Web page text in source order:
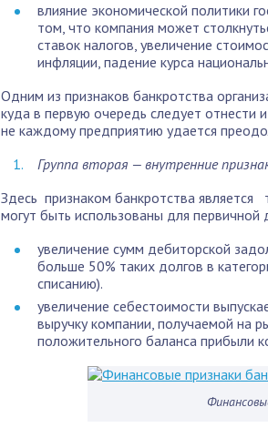
влияние экономической политики
том, что компания может
ставок налогов, увеличение
инфляции, падение курса
Одним из признаков банкротства
куда в первую очередь следует отнести
не каждому предприятию удается
Группа вторая — внутренние
Здесь признаком банкротства
могут быть использованы для первичной
увеличение сумм дебиторской
больше 50% таких долгов в
списанию).
увеличение себестоимости
выручку компании, получаемой на
положительного баланса прибыли